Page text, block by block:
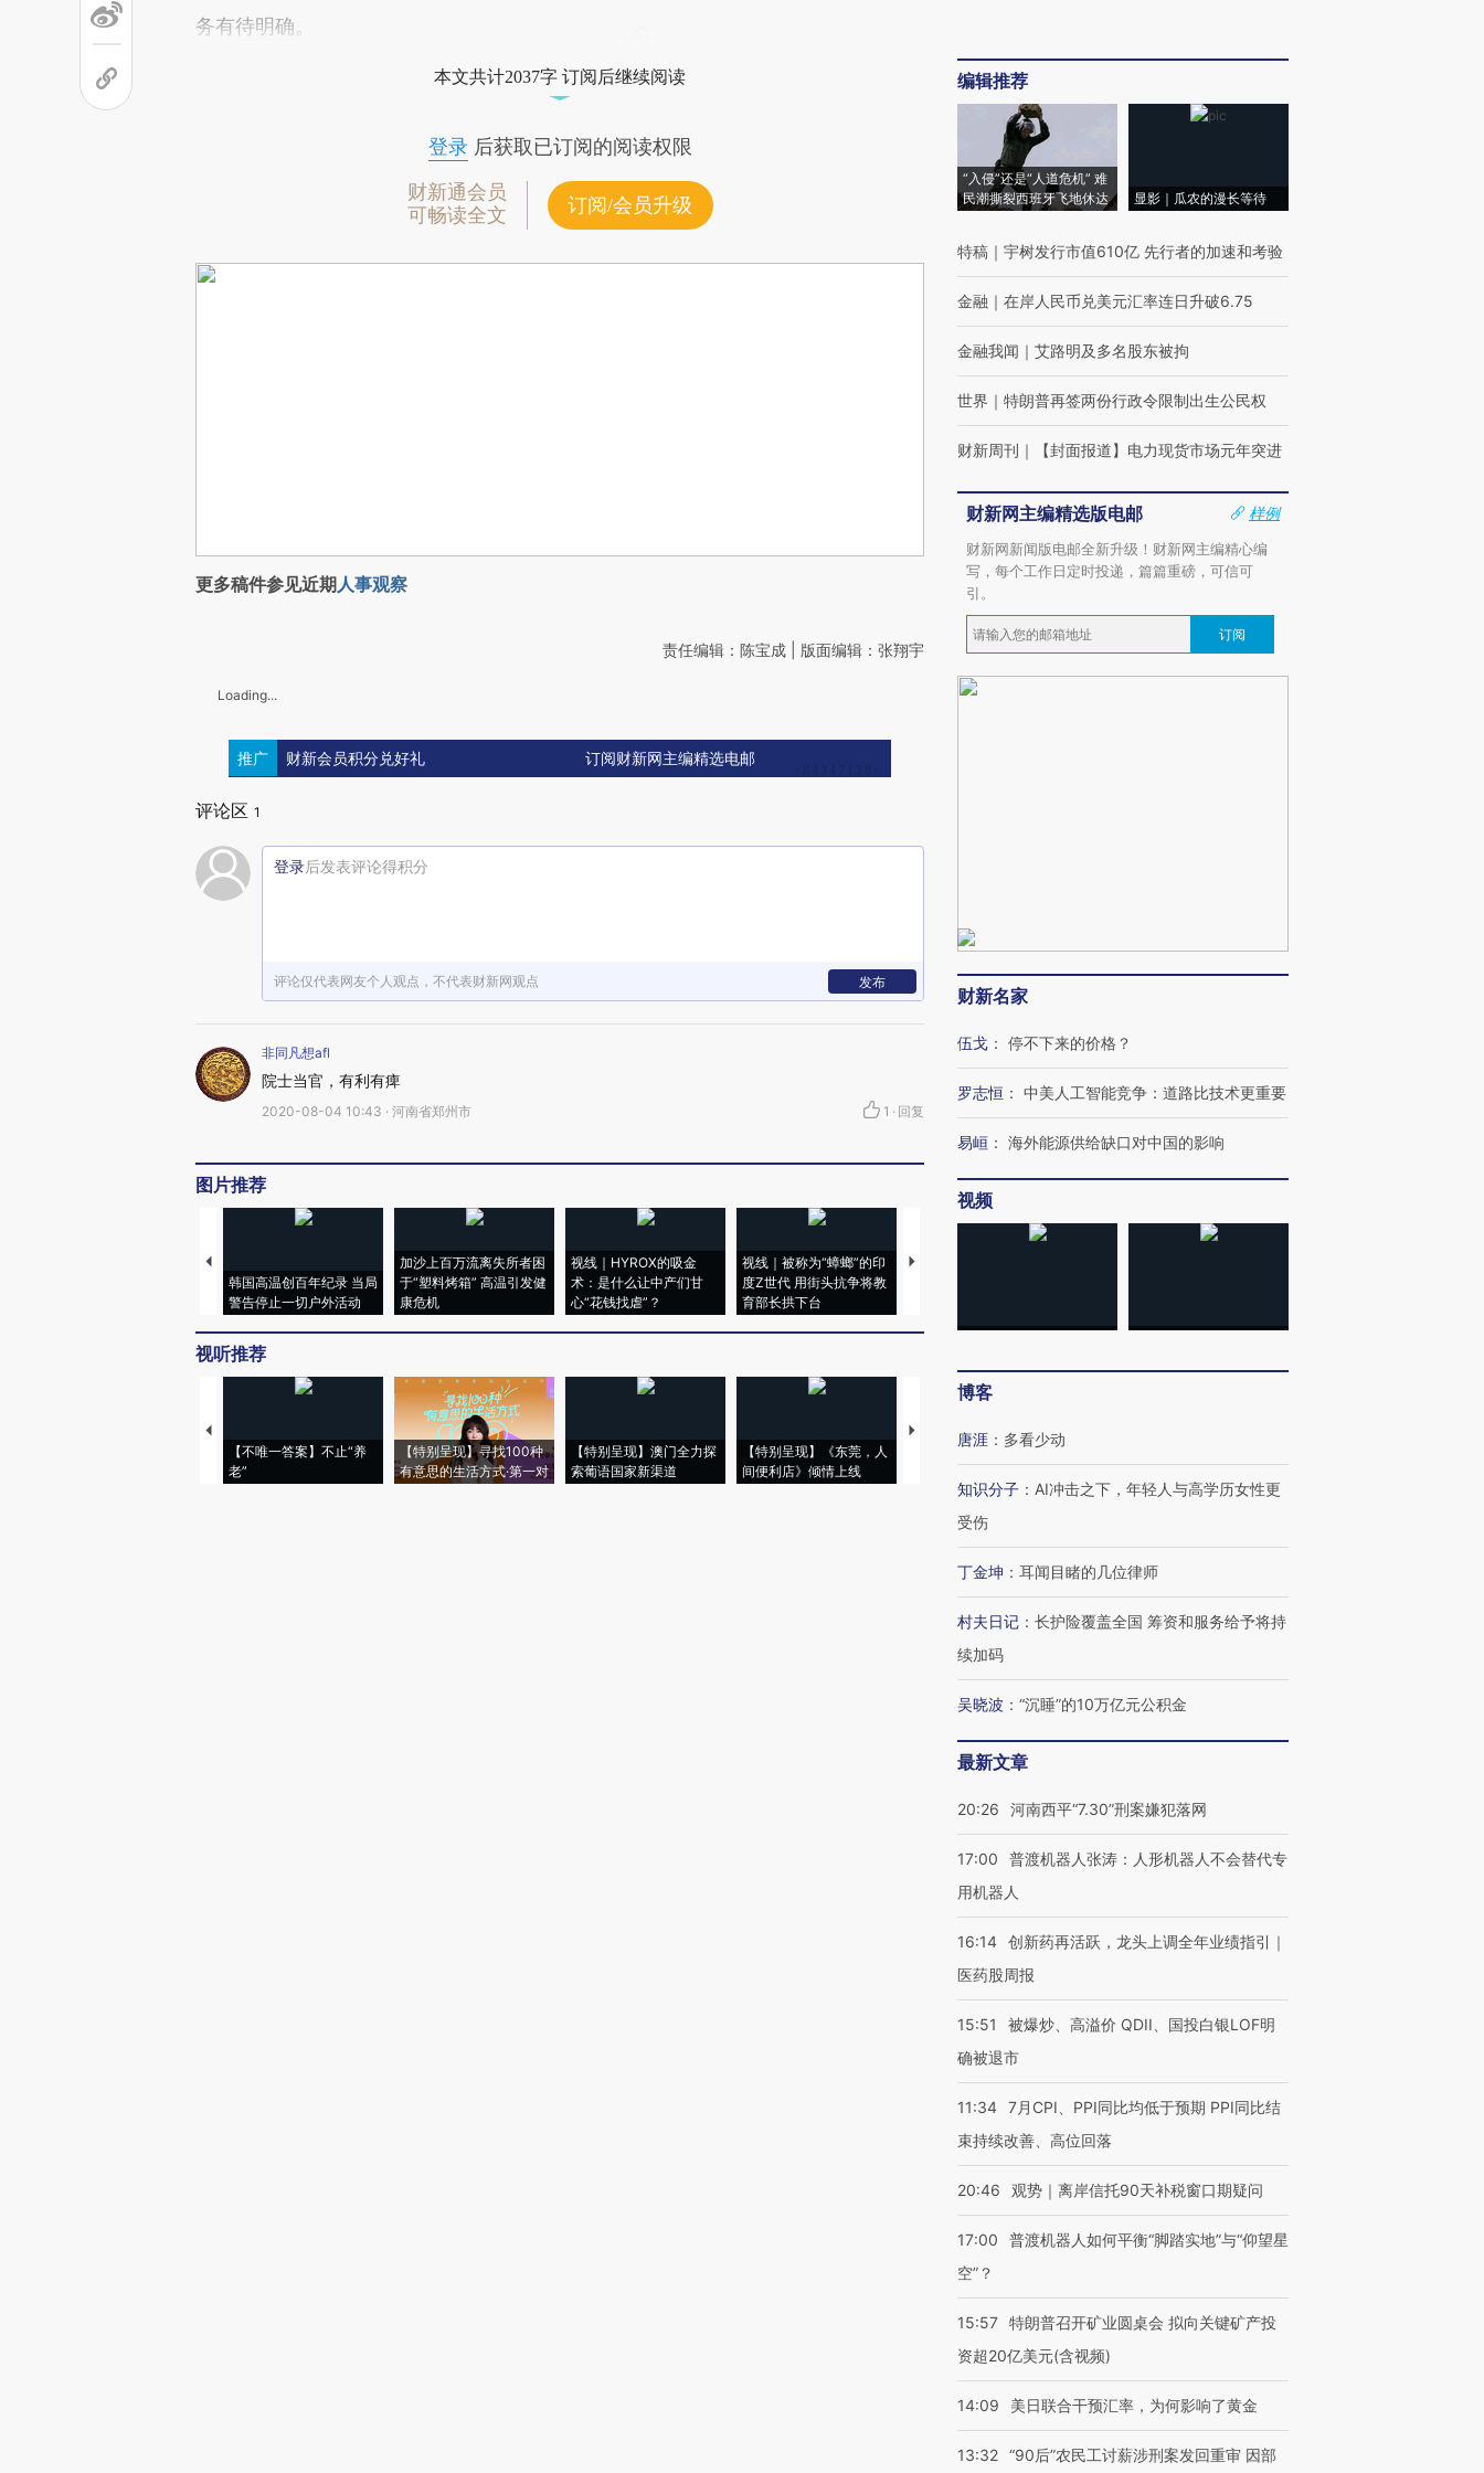
务有待明确。
本文共计2037字 订阅后继续阅读
登录后获取已订阅的阅读权限
财新通会员
可畅读全文
订阅/会员升级
更多稿件参见近期人事观察
责任编辑：陈宝成 | 版面编辑：张翔宇
Loading...
推广 财新会员积分兑好礼 订阅财新网主编精选电邮
评论区 1
登录后发表评论得积分
评论仅代表网友个人观点，不代表财新网观点 发布
非同凡想afl
院士当官，有利有痺
2020-08-04 10:43 · 河南省郑州市 1 · 回复
图片推荐
韩国高温创百年纪录 当局
警告停止一切户外活动
加沙上百万流离失所者困
于“塑料烤箱” 高温引发健
康危机
视线｜HYROX的吸金
术：是什么让中产们甘
心“花钱找虐”？
视线｜被称为“蟑螂”的印
度Z世代 用街头抗争将教
育部长拱下台
视线｜“入侵”还是“人道危
视听推荐
【不唯一答案】不止“养
老”
【特别呈现】寻找100种
有意思的生活方式·第一对
【特别呈现】澳门全力探
索葡语国家新渠道
【特别呈现】《东莞，人
间便利店》倾情上线
【推广】走进第四届链博
会，让数智科技“链”接产
编辑推荐
“入侵”还是“人道危机” 难
民潮撕裂西班牙飞地休达
显影｜瓜农的漫长等待
特稿 ｜ 宇树发行市值610亿 先行者的加速和考验
金融 ｜ 在岸人民币兑美元汇率连日升破6.75
金融我闻 ｜ 艾路明及多名股东被拘
世界 ｜ 特朗普再签两份行政令限制出生公民权
财新周刊 ｜ 【封面报道】电力现货市场元年突进
财新网主编精选版电邮
样例
财新网新闻版电邮全新升级！财新网主编精心编
写，每个工作日定时投递，篇篇重磅，可信可
引。
订阅
财新名家
伍戈 ： 停不下来的价格？
罗志恒 ： 中美人工智能竞争：道路比技术更重要
易峘 ： 海外能源供给缺口对中国的影响
视频
博客
唐涯 ： 多看少动
知识分子 ： AI冲击之下，年轻人与高学历女性更
受伤
丁金坤 ： 耳闻目睹的几位律师
村夫日记 ： 长护险覆盖全国 筹资和服务给予将持
续加码
吴晓波 ： “沉睡”的10万亿元公积金
最新文章
20:26 河南西平“7.30”刑案嫌犯落网
17:00
普渡机器人张涛：人形机器人不会替代专
用机器人
16:14 创新药再活跃，龙头上调全年业绩指引｜
医药股周报
15:51
被爆炒、高溢价 QDII、国投白银LOF明
确被退市
11:34 7月CPI、PPI同比均低于预期 PPI同比结
束持续改善、高位回落
20:46 观势｜离岸信托90天补税窗口期疑问
17:00
普渡机器人如何平衡“脚踏实地”与“仰望星
空”？
15:57 特朗普召开矿业圆桌会 拟向关键矿产投
资超20亿美元(含视频)
14:09 美日联合干预汇率，为何影响了黄金
13:32 “90后”农民工讨薪涉刑案发回重审 因部